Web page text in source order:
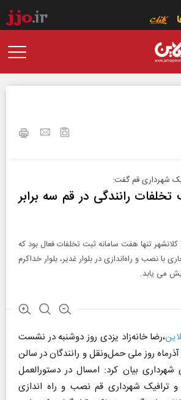
شهرداری قم گفت:
رانندگی در قم سه برابر
تنها هفت سامانه ثبت تخلفات فعال بود که
با نصب و راه‌اندازی در بلوار غدیر، بلوار خداکرم
می یابد.
،رضا خانه‌زاد یزدی روز دوشنبه در نشست
به مناسبت ۲۶ آذرماه روز ملی حمل‌ونقل و رانندگان در سالن
بیان کرد: امسال در دستورالعمل
ترافیک شهرداری قم نصب و راه اندازی